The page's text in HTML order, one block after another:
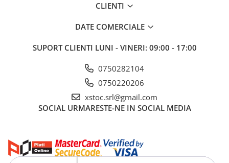
CLIENTI
DATE COMERCIALE
SUPORT CLIENTI LUNI - VINERI: 09:00 - 17:00
0750282104
0750220206
xstoc.srl@gmail.com
SOCIAL URMARESTE-NE IN SOCIAL MEDIA